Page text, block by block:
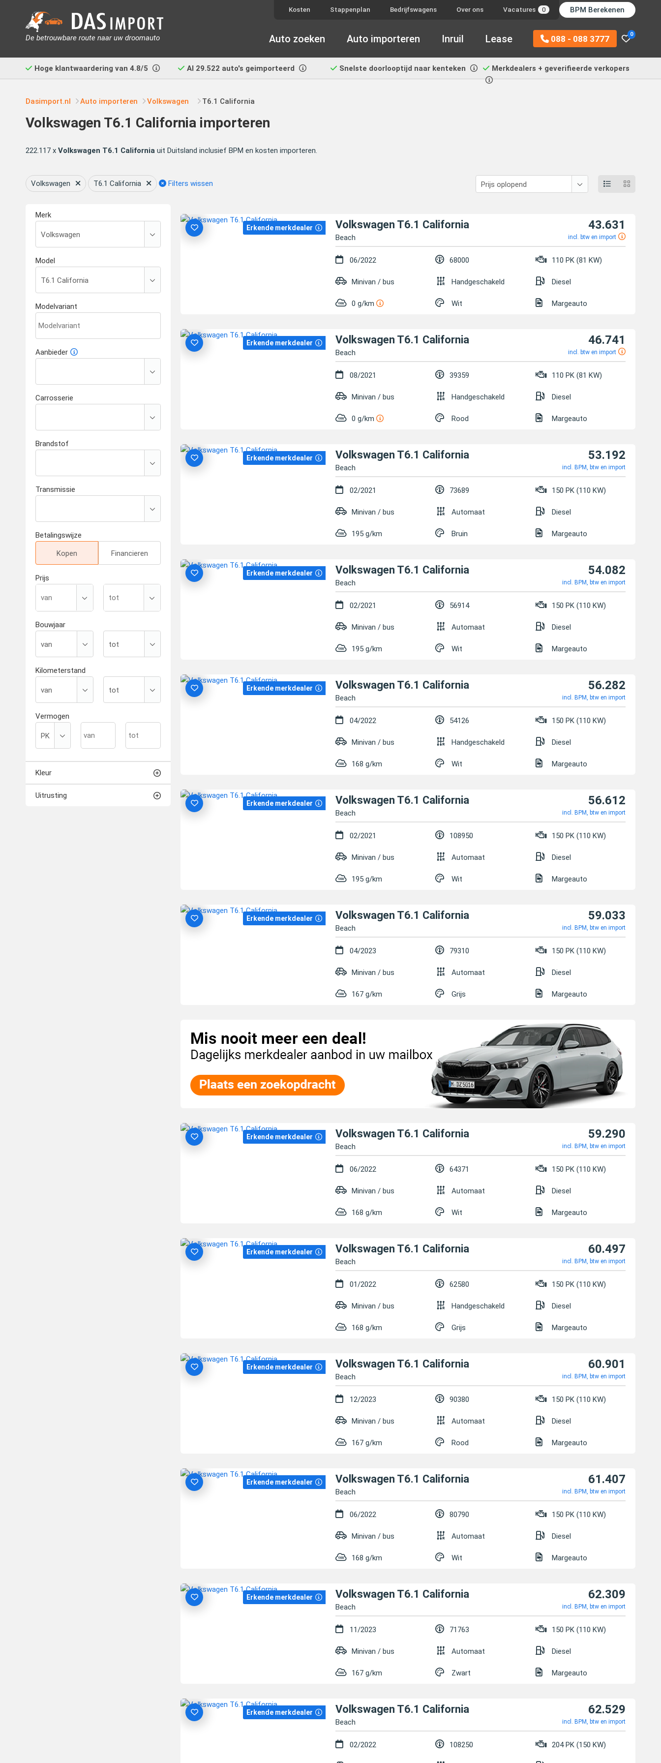
De betrouwbare route naar uw droomauto
Kosten Stappenplan Bedrijfswagens Over ons Vacatures 0 BPM Berekenen
0
088 - 088 3777
Auto zoeken Auto importeren Inruil Lease
Hoge klantwaardering van 4.8/5 Al 29.522 auto's geimporteerd Snelste doorlooptijd naar kenteken Merkdealers + geverifieerde verkopers
Dasimport.nl Auto importeren Volkswagen T6.1 California
Volkswagen T6.1 California importeren
222.117 x Volkswagen T6.1 California uit Duitsland inclusief BPM en kosten importeren.
Volkswagen T6.1 California Filters wissen
Erkende merkdealer Volkswagen T6.1 California
Beach
43.631
incl. btw en import
06/2022 68000 110 PK (81 KW)
Minivan / bus Handgeschakeld Diesel
0 g/km Wit Margeauto
Erkende merkdealer Volkswagen T6.1 California
Beach
46.741
incl. btw en import
08/2021 39359 110 PK (81 KW)
Minivan / bus Handgeschakeld Diesel
0 g/km Rood Margeauto
Erkende merkdealer Volkswagen T6.1 California
Beach
53.192
incl. BPM, btw en import
02/2021 73689 150 PK (110 KW)
Minivan / bus Automaat Diesel
195 g/km Bruin Margeauto
Erkende merkdealer Volkswagen T6.1 California
Beach
54.082
incl. BPM, btw en import
02/2021 56914 150 PK (110 KW)
Minivan / bus Automaat Diesel
195 g/km Wit Margeauto
Erkende merkdealer Volkswagen T6.1 California
Beach
56.282
incl. BPM, btw en import
04/2022 54126 150 PK (110 KW)
Minivan / bus Handgeschakeld Diesel
168 g/km Wit Margeauto
Erkende merkdealer Volkswagen T6.1 California
Beach
56.612
incl. BPM, btw en import
02/2021 108950 150 PK (110 KW)
Minivan / bus Automaat Diesel
195 g/km Wit Margeauto
Erkende merkdealer Volkswagen T6.1 California
Beach
59.033
incl. BPM, btw en import
04/2023 79310 150 PK (110 KW)
Minivan / bus Automaat Diesel
167 g/km Grijs Margeauto
Erkende merkdealer Volkswagen T6.1 California
Beach
59.290
incl. BPM, btw en import
06/2022 64371 150 PK (110 KW)
Minivan / bus Automaat Diesel
168 g/km Wit Margeauto
Erkende merkdealer Volkswagen T6.1 California
Beach
60.497
incl. BPM, btw en import
01/2022 62580 150 PK (110 KW)
Minivan / bus Handgeschakeld Diesel
168 g/km Grijs Margeauto
Erkende merkdealer Volkswagen T6.1 California
Beach
60.901
incl. BPM, btw en import
12/2023 90380 150 PK (110 KW)
Minivan / bus Automaat Diesel
167 g/km Rood Margeauto
Erkende merkdealer Volkswagen T6.1 California
Beach
61.407
incl. BPM, btw en import
06/2022 80790 150 PK (110 KW)
Minivan / bus Automaat Diesel
168 g/km Wit Margeauto
Erkende merkdealer Volkswagen T6.1 California
Beach
62.309
incl. BPM, btw en import
11/2023 71763 150 PK (110 KW)
Minivan / bus Automaat Diesel
167 g/km Zwart Margeauto
Erkende merkdealer Volkswagen T6.1 California
Beach
62.529
incl. BPM, btw en import
02/2022 108250 204 PK (150 KW)
Merk
Model
Modelvariant
Aanbieder
Carrosserie
Brandstof
Transmissie
Betalingswijze
Kopen Financieren
Prijs
Bouwjaar
Kilometerstand
Vermogen
Kleur
Uitrusting